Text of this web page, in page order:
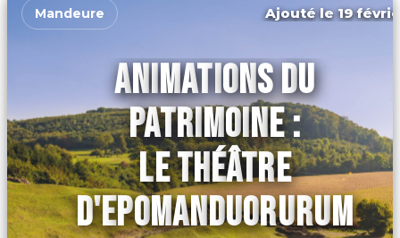
Mandeure Ajouté le 19
ANIMATIONS DU
PATRIMOINE :
LE THÉÂTRE
D'EPOMANDUORURUM